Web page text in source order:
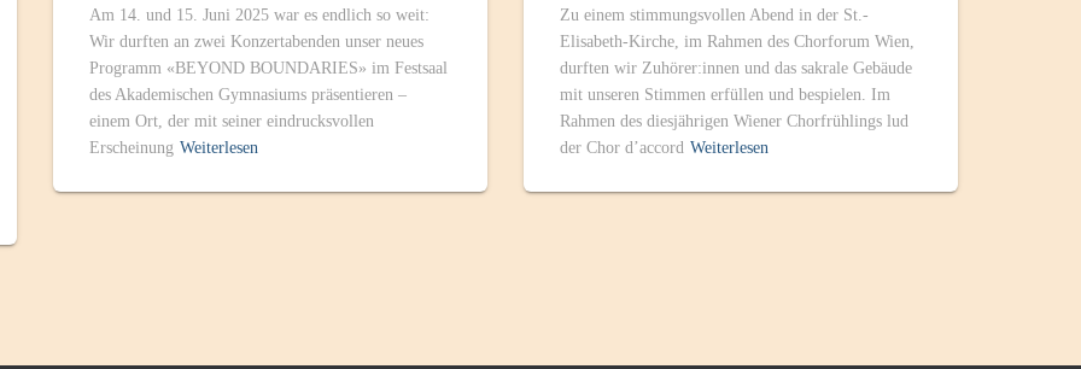
Am 14. und 15. Juni 2025 war es endlich so weit:
Wir durften an zwei Konzertabenden unser neues
Programm «BEYOND BOUNDARIES» im Festsaal
des Akademischen Gymnasiums präsentieren –
einem Ort, der mit seiner eindrucksvollen
Erscheinung Weiterlesen
Zu einem stimmungsvollen Abend in der St.-
Elisabeth-Kirche, im Rahmen des Chorforum Wien,
durften wir Zuhörer:innen und das sakrale Gebäude
mit unseren Stimmen erfüllen und bespielen. Im
Rahmen des diesjährigen Wiener Chorfrühlings lud
der Chor d’accord Weiterlesen